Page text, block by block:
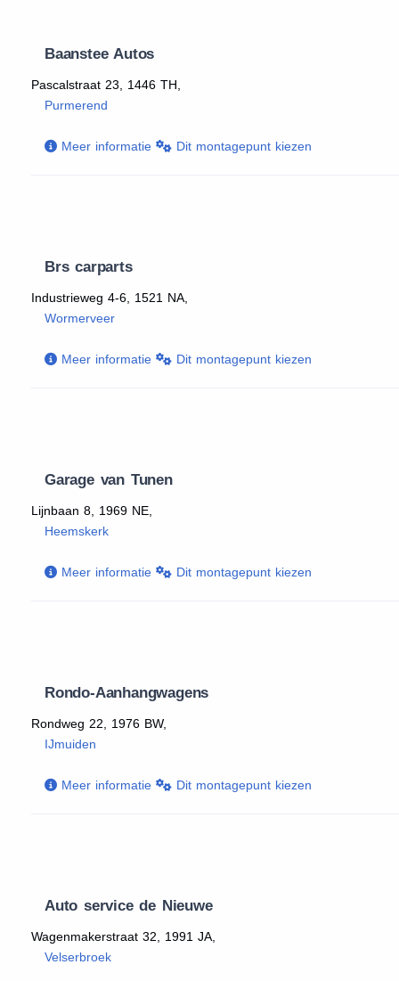
Baanstee Autos
Pascalstraat 23, 1446 TH,
Purmerend
Meer informatie Dit montagepunt kiezen
Brs carparts
Industrieweg 4-6, 1521 NA,
Wormerveer
Meer informatie Dit montagepunt kiezen
Garage van Tunen
Lijnbaan 8, 1969 NE,
Heemskerk
Meer informatie Dit montagepunt kiezen
Rondo-Aanhangwagens
Rondweg 22, 1976 BW,
IJmuiden
Meer informatie Dit montagepunt kiezen
Auto service de Nieuwe
Wagenmakerstraat 32, 1991 JA,
Velserbroek